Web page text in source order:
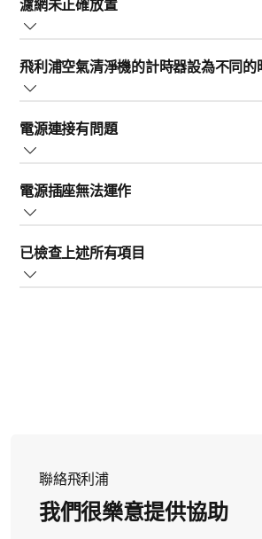
濾網警示狀態顯示濾網代碼時，表示濾
淨機在濾網更換之前無法運作。
計數器。
濾網未正確放置
務請依照清淨機使用手冊之說明，正確
飛利浦空氣清淨機的計時器設為不同的
有計時器圖示的按鈕即可。請查閱使用
淨機適用的指示。
電源連接有問題
電源插座無法運作
已檢查上述所有項目
聯絡飛利浦
我們很樂意提供協助